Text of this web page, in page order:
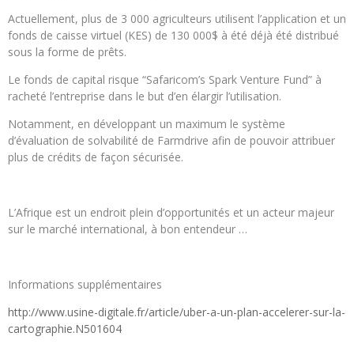
Actuellement, plus de 3 000 agriculteurs utilisent l’application et un
fonds de caisse virtuel (KES) de 130 000$ à été déjà été distribué
sous la forme de prêts.
Le fonds de capital risque “Safaricom’s Spark Venture Fund” à
racheté l’entreprise dans le but d’en élargir l’utilisation.
Notamment, en développant un maximum le système
d’évaluation de solvabilité de Farmdrive afin de pouvoir attribuer
plus de crédits de façon sécurisée.
L’Afrique est un endroit plein d’opportunités et un acteur majeur
sur le marché international, à bon entendeur …
Informations supplémentaires
http://www.usine-digitale.fr/article/uber-a-un-plan-accelerer-sur-la-
cartographie.N501604